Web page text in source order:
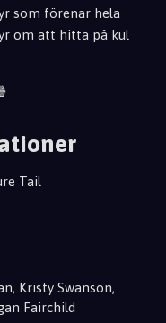
som förenar hela
om att hitta på kul
Tail
Kristy Swanson,
Fairchild